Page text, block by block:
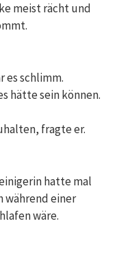
meist rächt und
es schlimm.
hätte sein können.
fragte er.
hatte mal
während einer
wäre.